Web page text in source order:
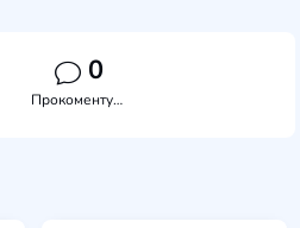
0
Прокоментувати